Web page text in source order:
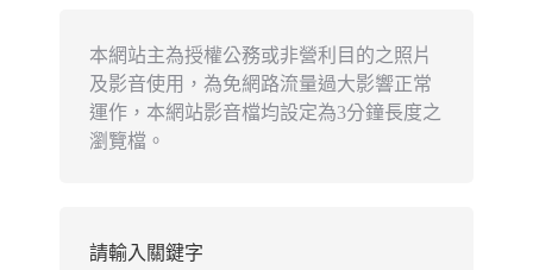
本網站主為授權公務或非營利目的之照片
及影音使用，為免網路流量過大影響正常
運作，本網站影音檔均設定為3分鐘長度之
瀏覽檔。
請輸入關鍵字